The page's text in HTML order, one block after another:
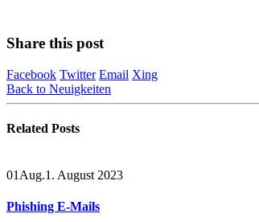
Share this post
Facebook Twitter Email Xing
Back to Neuigkeiten
Related Posts
01 Aug.1. August 2023
Phishing E-Mails